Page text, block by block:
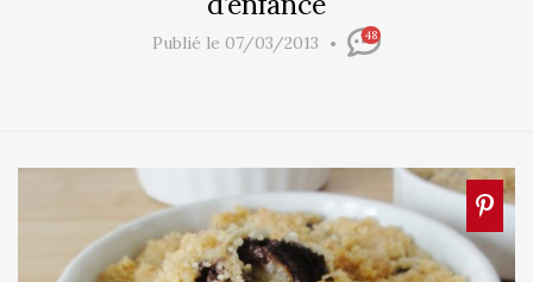
Publié le 07/03/2013 48